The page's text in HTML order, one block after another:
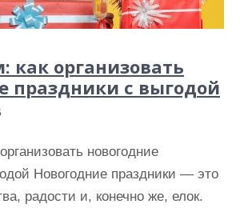
как организовать
праздники с выгодой
новогодние
Новогодние праздники — это
радости и, конечно же, елок.